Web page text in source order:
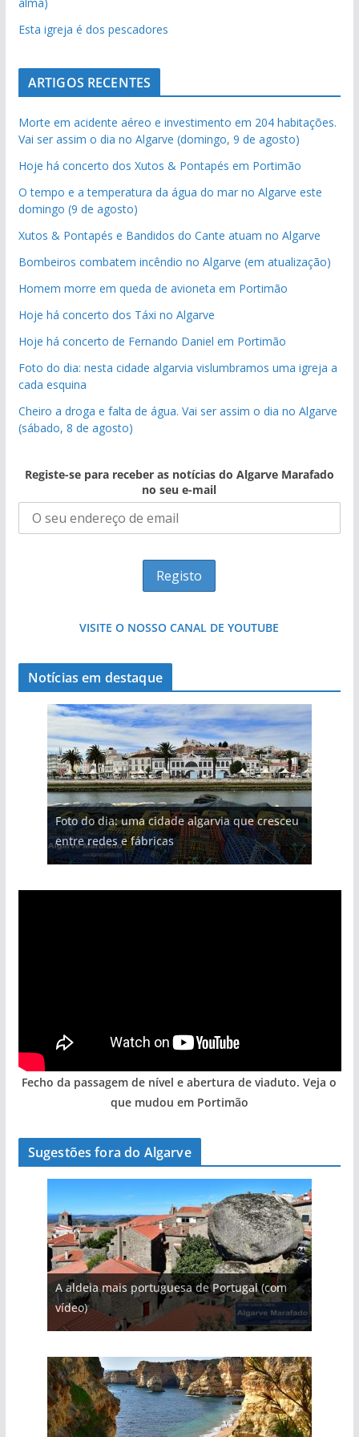
alma)
Esta igreja é dos pescadores
ARTIGOS RECENTES
Morte em acidente aéreo e investimento em 204 habitações.
Vai ser assim o dia no Algarve (domingo, 9 de agosto)
Hoje há concerto dos Xutos & Pontapés em Portimão
O tempo e a temperatura da água do mar no Algarve este
domingo (9 de agosto)
Xutos & Pontapés e Bandidos do Cante atuam no Algarve
Bombeiros combatem incêndio no Algarve (em atualização)
Homem morre em queda de avioneta em Portimão
Hoje há concerto dos Táxi no Algarve
Hoje há concerto de Fernando Daniel em Portimão
Foto do dia: nesta cidade algarvia vislumbramos uma igreja a
cada esquina
Cheiro a droga e falta de água. Vai ser assim o dia no Algarve
(sábado, 8 de agosto)
Registe-se para receber as notícias do Algarve Marafado
no seu e-mail
VISITE O NOSSO CANAL DE YOUTUBE
Notícias em destaque
Foto do dia: uma cidade algarvia que cresceu
entre redes e fábricas
Fecho da passagem de nível e abertura de viaduto. Veja o
que mudou em Portimão
Sugestões fora do Algarve
A aldeia mais portuguesa de Portugal (com
vídeo)
As portas do rio Tejo (com vídeo)
A piscina natural com cascata